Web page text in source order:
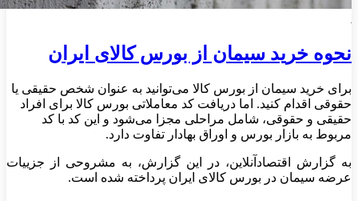
نحوه خرید سیمان از بورس کالای ایران
برای خرید سیمان از بورس کالا می‌توانید به عنوان شخص حقیقی یا
حقوقی اقدام کنید. اما دریافت کد معاملاتی بورس کالا برای افراد
حقیقی و حقوقی، شامل مراحلی مجزا می‌شود و این کد با کد
مربوط به بازار بورس و اوراق بهادار تفاوت دارد.
به گزارش اقتصادآنلاین، در این گزارش، به مشروحی از جزییات
عرضه سیمان در بورس کالای ایران پرداخته شده است.